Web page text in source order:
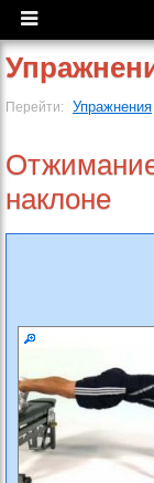
Перейти: Упражнения
наклоне